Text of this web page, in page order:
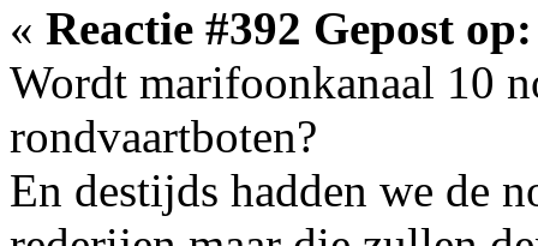
« Reactie #392 Gepost op:
Wordt marifoonkanaal 10
rondvaartboten?
En destijds hadden we de